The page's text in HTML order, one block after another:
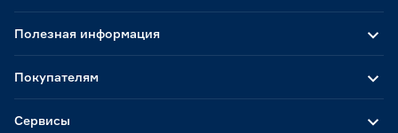
Полезная информация
Покупателям
Сервисы